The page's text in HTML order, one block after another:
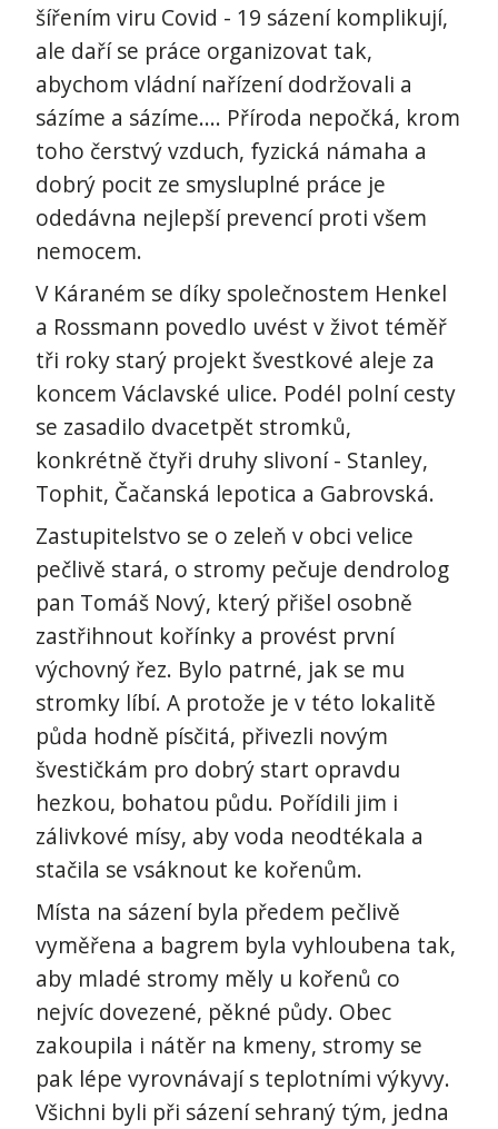
šířením viru Covid - 19 sázení komplikují,
ale daří se práce organizovat tak,
abychom vládní nařízení dodržovali a
sázíme a sázíme.... Příroda nepočká, krom
toho čerstvý vzduch, fyzická námaha a
dobrý pocit ze smysluplné práce je
odedávna nejlepší prevencí proti všem
nemocem.
V Káraném se díky společnostem Henkel
a Rossmann povedlo uvést v život téměř
tři roky starý projekt švestkové aleje za
koncem Václavské ulice. Podél polní cesty
se zasadilo dvacetpět stromků,
konkrétně čtyři druhy slivoní - Stanley,
Tophit, Čačanská lepotica a Gabrovská.
Zastupitelstvo se o zeleň v obci velice
pečlivě stará, o stromy pečuje dendrolog
pan Tomáš Nový, který přišel osobně
zastřihnout kořínky a provést první
výchovný řez. Bylo patrné, jak se mu
stromky líbí. A protože je v této lokalitě
půda hodně písčitá, přivezli novým
švestičkám pro dobrý start opravdu
hezkou, bohatou půdu. Pořídili jim i
zálivkové mísy, aby voda neodtékala a
stačila se vsáknout ke kořenům.
Místa na sázení byla předem pečlivě
vyměřena a bagrem byla vyhloubena tak,
aby mladé stromy měly u kořenů co
nejvíc dovezené, pěkné půdy. Obec
zakoupila i nátěr na kmeny, stromy se
pak lépe vyrovnávají s teplotními výkyvy.
Všichni byli při sázení sehraný tým, jedna